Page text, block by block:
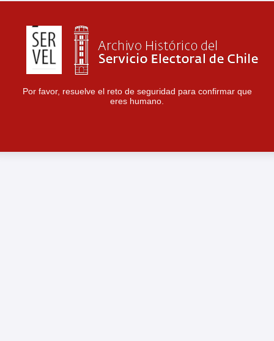
Por favor, resuelve el reto de seguridad para confirmar que
eres humano.